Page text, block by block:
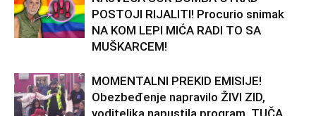
POSTOJI RIJALITI! Procurio snimak
NA KOM LEPI MIĆA RADI TO SA
MUŠKARCEM!
MOMENTALNI PREKID EMISIJE!
Obezbeđenje napravilo ŽIVI ZID,
voditeljka napustila program, TUČA